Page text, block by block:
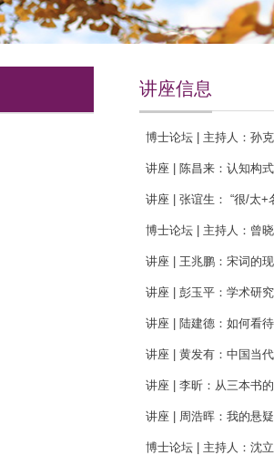
讲座信息
博士论坛 | 主持人：孙
讲座 | 陈昌来：认知构
讲座 | 张谊生： ​“很/太
博士论坛 | 主持人：曾
讲座 | 王兆鹏：宋词的
讲座 | 彭玉平：学术研究
讲座 | 陆建德：如何看
讲座 | 黄发有：中国当
讲座 | 李昕：从三本书
讲座 | 周浩晖：我的悬
博士论坛 | 主持人：沈